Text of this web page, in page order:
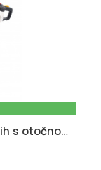
RPH 2260 RH - benzínový plotostrih s otočnou rukoväťou